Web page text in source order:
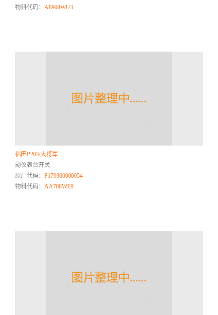
物料代码：A8908WU3
福田P203/大将军
副仪表台开关
原厂代码：P179300000054
物料代码：AA708WE9